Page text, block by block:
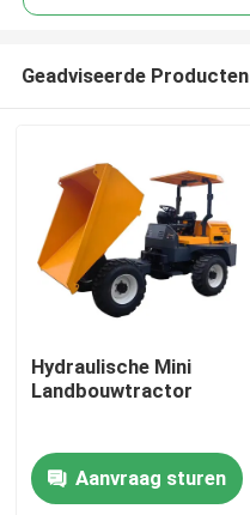
Producten
Geadviseerde Producten
Hydraulische Mini
Landbouwtractor
Aanvraag sturen